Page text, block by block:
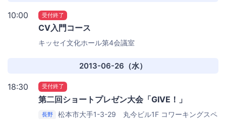
10:00 受付終了
CV入門コース
キッセイ文化ホール第4会議室
2013-06-26（水）
18:30 受付終了
第二回ショートプレゼン大会「GIVE！」
長野 松本市大手1-3-29 丸今ビル1F コワーキングスペ